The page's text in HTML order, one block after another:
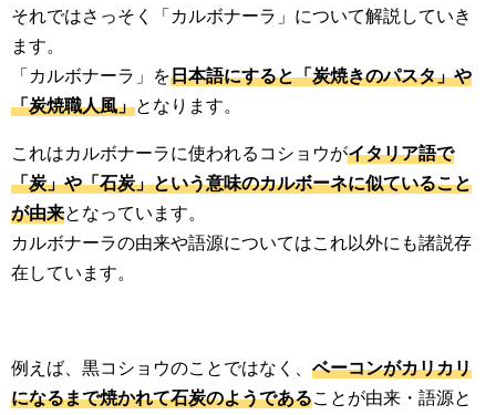
それではさっそく「カルボナーラ」について解説していき
ます。
「カルボナーラ」を日本語にすると「炭焼きのパスタ」や
「炭焼職人風」となります。
これはカルボナーラに使われるコショウがイタリア語で
「炭」や「石炭」という意味のカルボーネに似ていること
が由来となっています。
カルボナーラの由来や語源についてはこれ以外にも諸説存
在しています。
例えば、黒コショウのことではなく、 ベーコンがカリカリ
になるまで焼かれて石炭のようであることが由来・語源と